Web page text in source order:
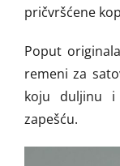
pričvršćene
Poput
remeni za
koju duljinu i
zapešću.